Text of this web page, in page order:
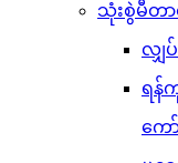
သုံးစွဲမီတာ
လျှပ်
ရန်
ကော်